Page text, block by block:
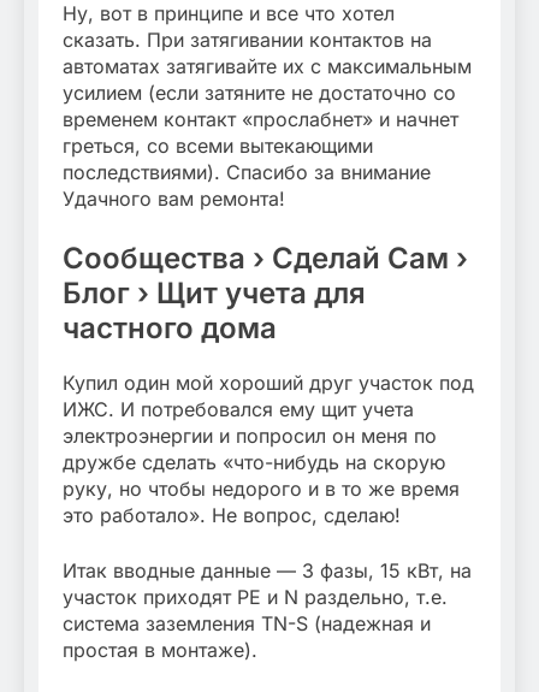
Ну, вот в принципе и все что хотел
сказать. При затягивании контактов на
автоматах затягивайте их с максимальным
усилием (если затяните не достаточно со
временем контакт «прослабнет» и начнет
греться, со всеми вытекающими
последствиями). Спасибо за внимание
Удачного вам ремонта!
Сообщества › Сделай Сам ›
Блог › Щит учета для
частного дома
Купил один мой хороший друг участок под
ИЖС. И потребовался ему щит учета
электроэнергии и попросил он меня по
дружбе сделать «что-нибудь на скорую
руку, но чтобы недорого и в то же время
это работало». Не вопрос, сделаю!
Итак вводные данные — 3 фазы, 15 кВт, на
участок приходят PE и N раздельно, т.е.
система заземления TN-S (надежная и
простая в монтаже).